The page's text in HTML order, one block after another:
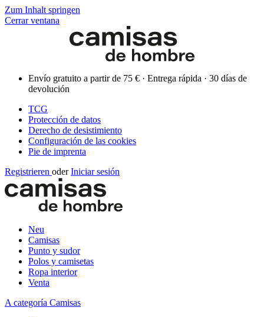
Zum Inhalt springen
Cerrar ventana
Envío gratuito a partir de 75 € · Entrega rápida · 30 días de
devolución
TCG
Protección de datos
Derecho de desistimiento
Configuración de las cookies
Pie de imprenta
Registrieren oder Iniciar sesión
Neu
Camisas
Punto y sudor
Polos y camisetas
Ropa interior
Venta
A categoría Camisas